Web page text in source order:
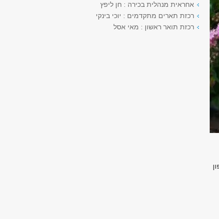
אחראית מנהלית בכירה : חן ליפץ
רכזת תארים מתקדמים : יוכי בינקי
רכזת תואר ראשון : מאי אסל